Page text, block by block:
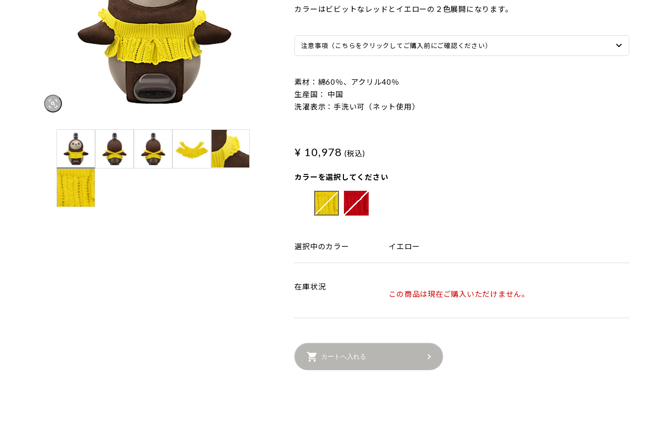
カラーはビビットなレッドとイエローの２色展開になります。
注意事項（こちらをクリックしてご購入前にご確認ください）
素材：綿60％、アクリル40％
生産国： 中国
洗濯表示：手洗い可（ネット使用）
¥ 10,978 (税込)
カラーを選択してください
選択中のカラー イエロー
在庫状況
この商品は現在ご購入いただけません。
カートへ入れる